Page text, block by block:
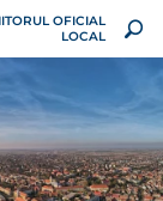
OFICIAL
LOCAL